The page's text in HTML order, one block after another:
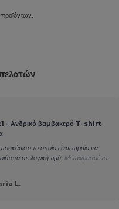
- Ανδρικό βαμβακερό T-shirt
το οποίο είναι ωραίο να
σε λογική τιμή. Μεταφρασμένο
L.